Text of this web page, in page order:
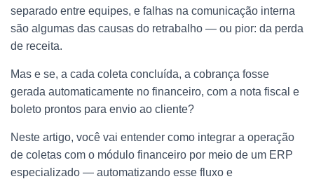
separado entre equipes, e falhas na comunicação interna
são algumas das causas do retrabalho — ou pior: da perda
de receita.
Mas e se, a cada coleta concluída, a cobrança fosse
gerada automaticamente no financeiro, com a nota fiscal e
boleto prontos para envio ao cliente?
Neste artigo, você vai entender como integrar a operação
de coletas com o módulo financeiro por meio de um ERP
especializado — automatizando esse fluxo e